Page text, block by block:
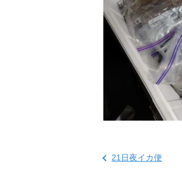
21日夜イカ便